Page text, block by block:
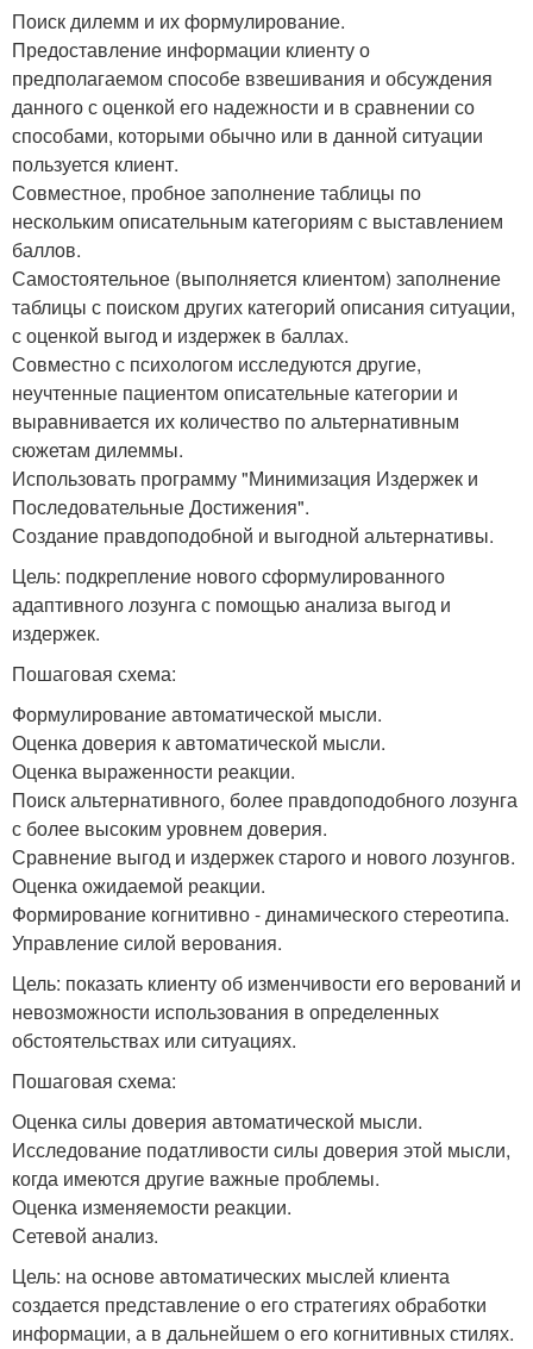
Поиск дилемм и их формулирование.
Предоставление информации клиенту о
предполагаемом способе взвешивания и обсуждения
данного с оценкой его надежности и в сравнении со
способами, которыми обычно или в данной ситуации
пользуется клиент.
Совместное, пробное заполнение таблицы по
нескольким описательным категориям с выставлением
баллов.
Самостоятельное (выполняется клиентом) заполнение
таблицы с поиском других категорий описания ситуации,
с оценкой выгод и издержек в баллах.
Совместно с психологом исследуются другие,
неучтенные пациентом описательные категории и
выравнивается их количество по альтернативным
сюжетам дилеммы.
Использовать программу "Минимизация Издержек и
Последовательные Достижения".
Создание правдоподобной и выгодной альтернативы.
Цель: подкрепление нового сформулированного
адаптивного лозунга с помощью анализа выгод и
издержек.
Пошаговая схема:
Формулирование автоматической мысли.
Оценка доверия к автоматической мысли.
Оценка выраженности реакции.
Поиск альтернативного, более правдоподобного лозунга
с более высоким уровнем доверия.
Сравнение выгод и издержек старого и нового лозунгов.
Оценка ожидаемой реакции.
Формирование когнитивно - динамического стереотипа.
Управление силой верования.
Цель: показать клиенту об изменчивости его верований и
невозможности использования в определенных
обстоятельствах или ситуациях.
Пошаговая схема:
Оценка силы доверия автоматической мысли.
Исследование податливости силы доверия этой мысли,
когда имеются другие важные проблемы.
Оценка изменяемости реакции.
Сетевой анализ.
Цель: на основе автоматических мыслей клиента
создается представление о его стратегиях обработки
информации, а в дальнейшем о его когнитивных стилях.